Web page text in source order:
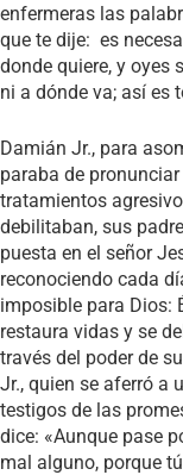
enfermeras las
que te dije: es
donde quiere, y oyes
ni a dónde va; así es
Damián Jr., para
paraba de
tratamientos
debilitaban, sus
puesta en el señor
reconociendo cada
imposible para Dios:
restaura vidas y se
través del poder de
Jr., quien se aferró a
testigos de las
dice: «Aunque pase
mal alguno, porque